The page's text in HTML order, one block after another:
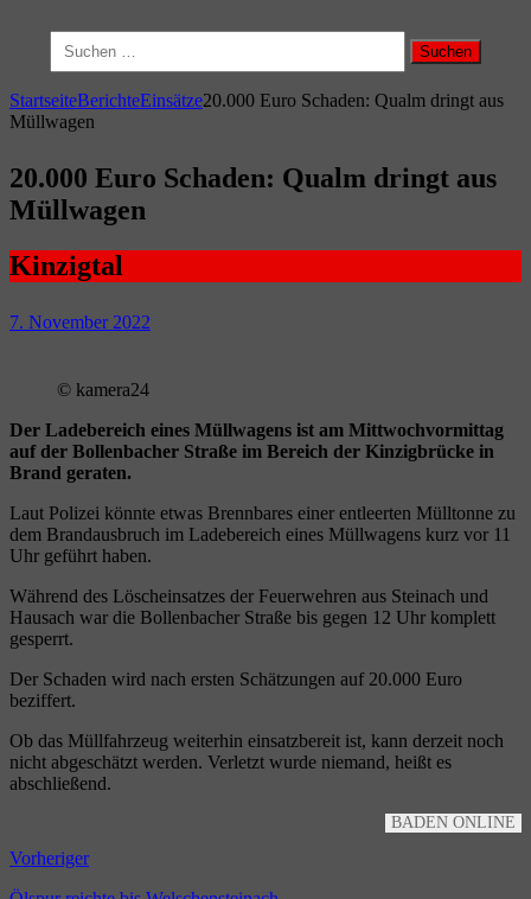
nach:
StartseiteBerichteEinsätze20.000 Euro Schaden: Qualm dringt aus
Müllwagen
20.000 Euro Schaden: Qualm dringt aus
Müllwagen
Kinzigtal
7. November 2022
© kamera24
Der Lade­be­reich eines Müll­wa­gens ist am Mitt­woch­vor­mit­tag
auf der Bol­len­ba­cher Stra­ße im Bereich der Kin­zig­brü­cke in
Brand geraten.
Laut Poli­zei könn­te etwas Brenn­ba­res einer ent­leer­ten Müll­ton­ne zu
dem Brand­aus­bruch im Lade­be­reich eines Müll­wa­gens kurz vor 11
Uhr geführt haben.
Wäh­rend des Lösch­ein­sat­zes der Feu­er­weh­ren aus Stein­ach und
Hausach war die Bol­len­ba­cher Stra­ße bis gegen 12 Uhr kom­plett
gesperrt.
Der Scha­den wird nach ers­ten Schät­zun­gen auf 20.000 Euro
beziffert.
Ob das Müll­fahr­zeug wei­ter­hin ein­satz­be­reit ist, kann der­zeit noch
nicht abge­schätzt wer­den. Ver­letzt wur­de nie­mand, heißt es
abschließend.
BADEN ONLINE
Vorheriger